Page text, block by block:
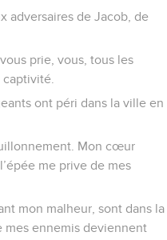
adversaires de Jacob, de
prie, vous, tous les
ont péri dans la ville en
Mon cœur
me prive de mes
mon malheur, sont dans la
mes ennemis deviennent